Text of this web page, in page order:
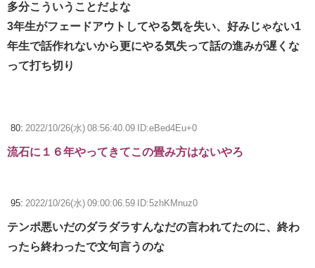
多分こういうことだよな
3年生がフェードアウトしてやる気を失い、好みじゃない1
年生で話作れないから更にやる気失って話の進みが遅くな
って打ち切り
80: 2022/10/26(水) 08:56:40.09 ID:eBed4Eu+0
流石に１６年やってきてこの畳み方はないやろ
95: 2022/10/26(水) 09:00:06.59 ID:5zhKMnuz0
テンポ悪いだのダラダラすんなだの言われてたのに、終わ
ったら終わったで文句言うのな